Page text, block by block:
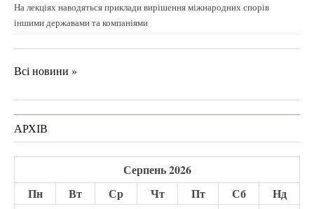
На лекціях наводяться приклади вирішення міжнародних спорів
іншими державами та компаніями
Всі новини »
АРХІВ
Серпень 2026
Пн
Вт Ср Чт Пт Сб Нд